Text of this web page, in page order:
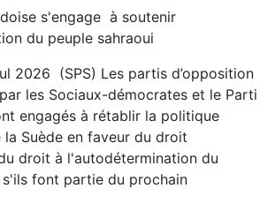
s'engage à soutenir
du peuple sahraoui
2026 (SPS) Les partis d’opposition
les Sociaux-démocrates et le Parti
engagés à rétablir la politique
Suède en faveur du droit
droit à l'autodétermination du
s'ils font partie du prochain